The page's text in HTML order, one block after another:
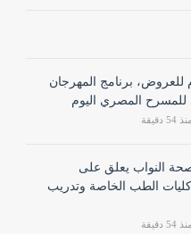
للعروض، برنامج المهرجان
للمسرح المصري اليوم
دقيقة
النواب يعلق على
الطب الخاصة وتدريب
منذ 54 دقيقة